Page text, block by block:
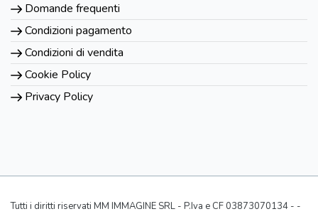
Domande frequenti
Condizioni pagamento
Condizioni di vendita
Cookie Policy
Privacy Policy
Tutti i diritti riservati MM IMMAGINE SRL - P.Iva e CF 03873070134 - -